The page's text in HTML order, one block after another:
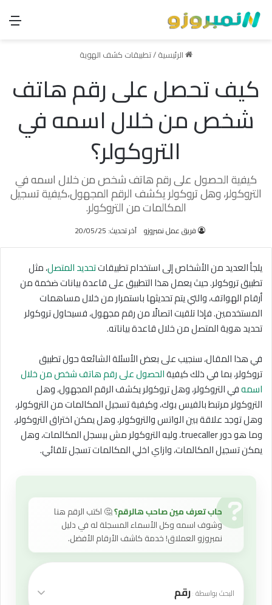
الرئيسية/تطبيقات كشف الهوية
كيف تحصل على رقم هاتف
شخص من خلال اسمه في
التروكولر؟
كيفية الحصول على رقم هاتف شخص من خلال اسمه في
التروكولر، وهل تروكولر يكشف الرقم المجهول،كيفية تسجيل
المكالمات من التروكولر.
فريق عمل نمبروزو آخر تحديث: 20/05/25
يلجأ العديد من الأشخاص إلى استخدام تطبيقاتتحديد المتصل، مثل
تطبيق تروكولر. حيث يعمل هذا التطبيق على قاعدة بيانات ضخمة من
أرقام الهواتف، والتي يتم تحديثها باستمرار من خلال مساهمات
المستخدمين. فإذا تلقيت اتصالًا من رقم مجهول، فسيحاول تروكولر
تحديد هوية المتصل من خلال قاعدة بياناته.
في هذا المقال، سنجيب على بعض الأسئلة الشائعة حول تطبيق
تروكولر، بما في ذلك كيفيةالحصول على رقم هاتف شخص من خلال
اسمهفي التروكولر، وهل تروكولر يكشف الرقم المجهول، وهل
التروكولر مرتبط بالفيس بوك، وكيفية تسجيل المكالمات من التروكولر،
وهل توجد علاقة بين الواتس والتروكولر، وهل يمكن اختراق التروكولر،
وما هو دور truecaller، وليه التروكولر مش بيسجل المكالمات، وهل
يمكن تسجيل المكالمات، وازاي اخلي المكالمات تسجل تلقائي.
حاب تعرف مين صاحب هالرقم؟🤔 اكتب الرقم هنا
وشوف اسمه وكل الأسماء المسجلة له في دليل
نمبروزو العملاق! خدمة كاشف الأرقام الأفضل.
البحث بواسطة رقم